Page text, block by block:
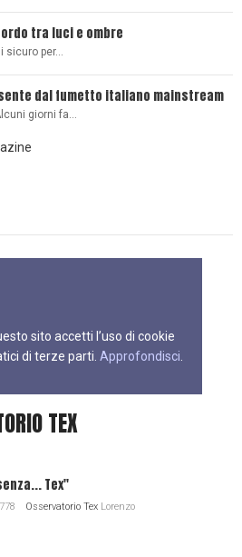
tra luci e ombre
sicuro per…
dal fumetto italiano mainstream
giorni fa…
sito accetti l’uso di cookie
di terze parti. Approfondisci.
TEX
Tex"
Osservatorio Tex Lorenzo